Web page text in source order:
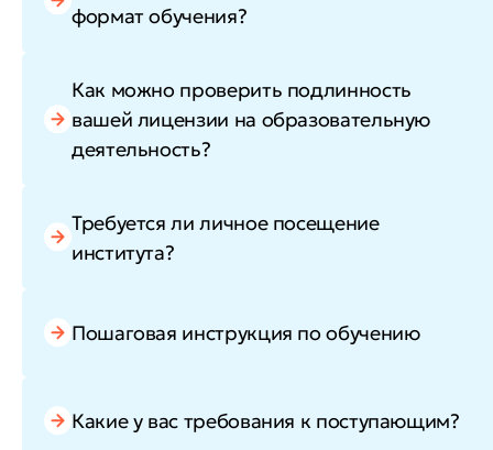
формат обучения?
Как можно проверить подлинность
вашей лицензии на образовательную
деятельность?
Требуется ли личное посещение
института?
Пошаговая инструкция по обучению
Какие у вас требования к поступающим?